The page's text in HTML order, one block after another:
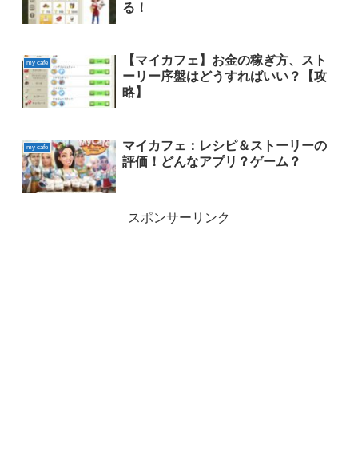
る！
my cafe
【マイカフェ】お金の稼ぎ方、スト
ーリー序盤はどうすればいい？【攻
略】
my cafe
マイカフェ：レシピ＆ストーリーの
評価！どんなアプリ？ゲーム？
スポンサーリンク